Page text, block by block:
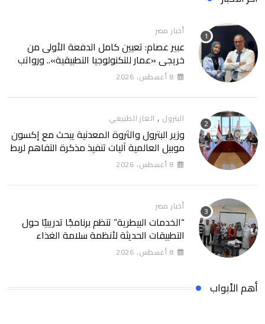
أخبار مصر
عبير عصام: تعيين كامل الدفعة الأولى من
خريجي «عمار للتكنولوجيا التطبيقية».. ورواتب
تصل إلى 13 ألف جنيه
8 أغسطس، 2026
البترول , الغاز الطبيعي
وزير البترول والثروة المعدنية يبحث مع إكسون
موبيل العالمية آليات تنفيذ مذكرة التفاهم لربط
اكتشافات الشركة في قبرص بالبنية التحتية
المصرية
8 أغسطس، 2026
أخبار مصر
“الخدمات البيطرية” تنظم برنامجًا تدريبيًا حول
التطبيقات الحديثة لأنظمة سلامة الغذاء
8 أغسطس، 2026
أهم الأبواب